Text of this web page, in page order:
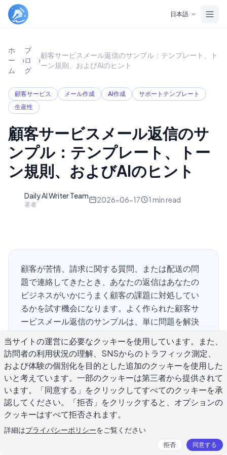
日本語
ホ
ー
ム
›
ブ
ロ
グ
›
顧客サービスメール返信のサンプル：テンプレート、ト
ーン規則、およびAIのヒント
顧客サービス メール作成 AI作成
サポートテンプレート
生産性
顧客サービスメール返信のサ
ンプル：テンプレート、トー
ン規則、およびAIのヒント
Daily AI Writer Team
著者
2026-06-17 1 min read
顧客が苦情、請求に関する質問、または配送の問
題で連絡してきたとき、あなたの返信はあなたの
ビジネスがいかにうまく顧客の課題に対処してい
るかを試す機会になります。よく作られた顧客サ
ービスメール返信のサンプルは、単に問題を解決
ッセージを読み、真摯に受け止め、行動したこと
を示しています。ほとんどのサポートチームは製
品をよく知っていますが、言語の使い方に苦労し
ています。トーンはどの程度フォーマルであるべ
きか、謝罪すべき時と行動すべき時はいつか、そ
して物事をオープンのままにしないで対応を完了
する方法はどうしたらよいか。このガイドでは、
顧客サービスメール返信サンプルの構造、トーン
当サイトの運営に必要なクッキーを使用しています。また、
訪問者の利用状況の理解、SNSからのトラフィック測定、
および体験の個別化を目的とした追加のクッキーを使用した
いと考えています。一部のクッキーは第三者から提供されて
います。「同意する」をクリックしてすべてのクッキーを承
認してください。「拒否」をクリックすると、オプションの
クッキーはすべて拒否されます。
詳細はプライバシーポリシーをご覧ください
拒否 同意する